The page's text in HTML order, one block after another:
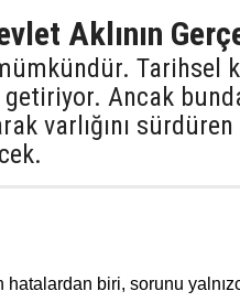
Aklının
Tarihsel
Ancak
varlığını
hatalardan biri, sorunu